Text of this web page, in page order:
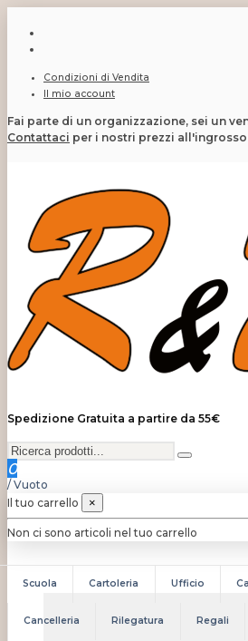
Condizioni di Vendita
Il mio account
Fai parte di un organizzazione, sei un
Contattaci per i nostri prezzi all'ingrosso
Spedizione Gratuita a partire da 55€
0
/ Vuoto
Il tuo carrello
×
Non ci sono articoli nel tuo carrello
Scuola Cartoleria Ufficio
Cancelleria Rilegatura Regali